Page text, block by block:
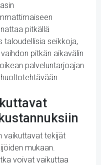
pitkällä
taloudellisia seikkoja,
pitkän aikavälin
palveluntarjoajan
vaikuttavat tekijät
mukaan.
voivat vaikuttaa